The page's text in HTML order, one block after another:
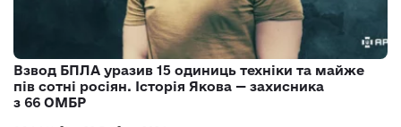
Взвод БПЛА уразив 15 одиниць техніки та майже
пів сотні росіян. Історія Якова — захисника
з 66 ОМБР